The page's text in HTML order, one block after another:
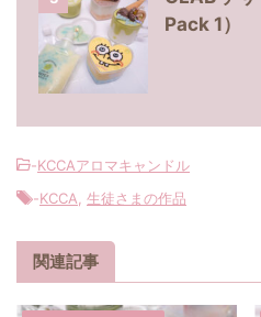
Pack 1）
-KCCAアロマキャンドル
-KCCA 生徒さまの作品
関連記事